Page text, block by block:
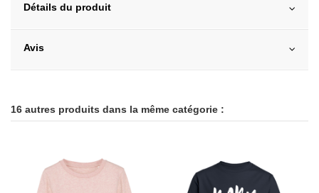
Détails du produit
Avis
16 autres produits dans la même catégorie :